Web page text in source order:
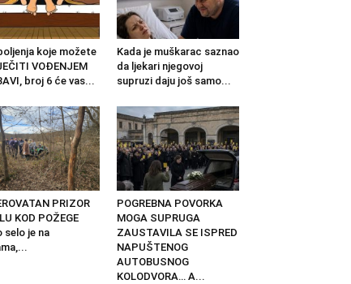
koje možete
VOĐENJEM
broj 6 će vas...
Kada je muškarac saznao
da ljekari njegovoj
supruzi daju još samo...
PRIZOR
KOD POŽEGE
selo je na
POGREBNA POVORKA
MOGA SUPRUGA
ZAUSTAVILA SE ISPRED
NAPUŠTENOG
AUTOBUSNOG
KOLODVORA… A...